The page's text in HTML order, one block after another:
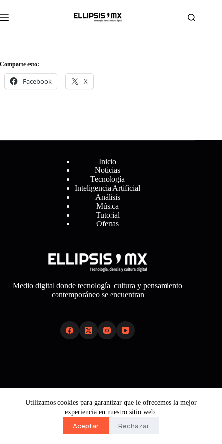
al
contenido
Utilizamos cookies para garantizar que le ofrecemos la mejor
experiencia en nuestro sitio web.
Aceptar Rechazar
Comparte esto:
Facebook X
Inicio
Noticias
Tecnología
Inteligencia Artificial
Análisis
Música
Tutorial
Ofertas
Medio digital donde tecnología, cultura y pensamiento
contemporáneo se encuentran
Aviso Legal
Política de Cookies
Contacto